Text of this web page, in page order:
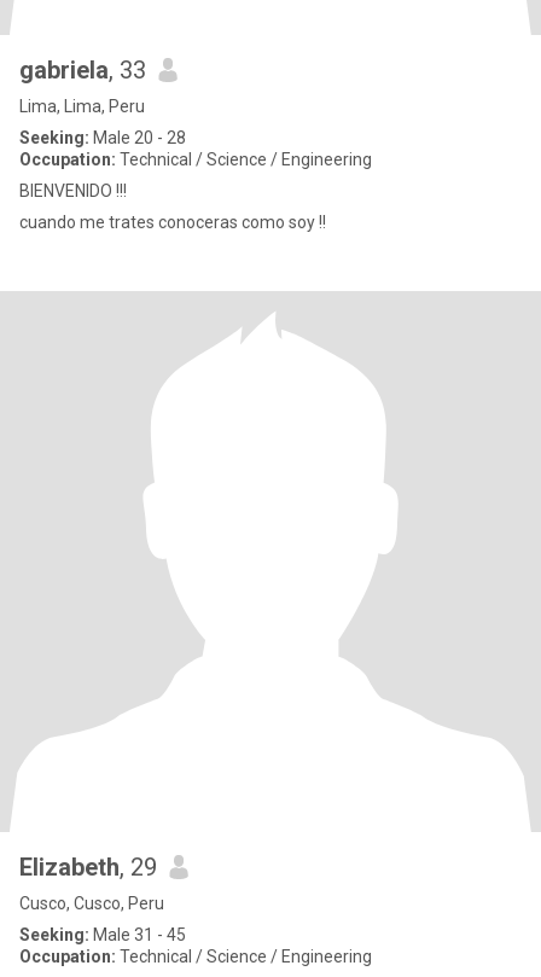
gabriela, 33
Lima, Lima, Peru
Seeking: Male 20 - 28
Occupation: Technical / Science / Engineering
BIENVENIDO !!!
cuando me trates conoceras como soy !!
Elizabeth, 29
Cusco, Cusco, Peru
Seeking: Male 31 - 45
Occupation: Technical / Science / Engineering